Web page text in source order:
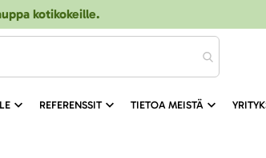
kotikokeille.
REFERENSSIT TIETOA MEISTÄ